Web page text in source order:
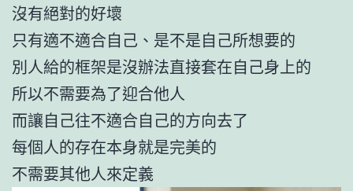
沒有絕對的好壞
只有適不適合自己、是不是自己所想要的
別人給的框架是沒辦法直接套在自己身上的
所以不需要為了迎合他人
而讓自己往不適合自己的方向去了
每個人的存在本身就是完美的
不需要其他人來定義